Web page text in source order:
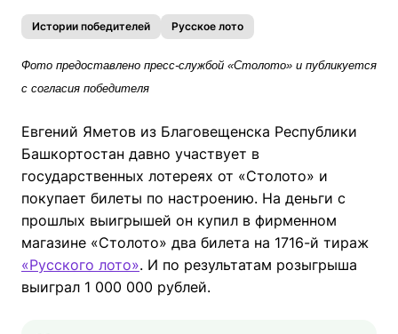
Истории победителей Русское лото
Фото предоставлено пресс-службой «Столото» и публикуется
с согласия победителя
Евгений Яметов из Благовещенска Республики
Башкортостан давно участвует в
государственных лотереях от «Столото» и
покупает билеты по настроению. На деньги с
прошлых выигрышей он купил в фирменном
магазине «Столото» два билета на 1716-й тираж
«Русского лото». И по результатам розыгрыша
выиграл 1 000 000 рублей.